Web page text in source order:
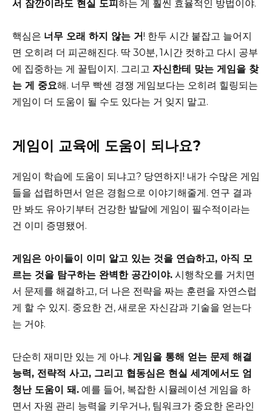
서 잠깐이라도 현실 도피하는 게 훨씬 효율적인 방법이야.
핵심은 너무 오래 하지 않는 거! 한두 시간 붙잡고 늘어지
면 오히려 더 피곤해진다. 딱 30분, 1시간 컷하고 다시 공부
에 집중하는 게 꿀팁이지. 그리고 자신한테 맞는 게임을 찾
는 게 중요해. 너무 빡센 경쟁 게임보다는 오히려 힐링되는
게임이 더 도움이 될 수도 있다는 거 잊지 말고.
게임이 교육에 도움이 되나요?
게임이 학습에 도움이 되냐고? 당연하지! 내가 수많은 게임
들을 섭렵하면서 얻은 경험으로 이야기해줄게. 연구 결과
만 봐도 유아기부터 건강한 발달에 게임이 필수적이라는
건 이미 증명됐어.
게임은 아이들이 이미 알고 있는 것을 연습하고, 아직 모
르는 것을 탐구하는 완벽한 공간이야. 시행착오를 거치면
서 문제를 해결하고, 더 나은 전략을 짜는 훈련을 자연스럽
게 할 수 있지. 중요한 건, 새로운 자신감과 기술을 얻는다
는 거야.
단순히 재미만 있는 게 아냐. 게임을 통해 얻는 문제 해결
능력, 전략적 사고, 그리고 협동심은 현실 세계에서도 엄
청난 도움이 돼. 예를 들어, 복잡한 시뮬레이션 게임을 하
면서 자원 관리 능력을 키우거나, 팀워크가 중요한 온라인